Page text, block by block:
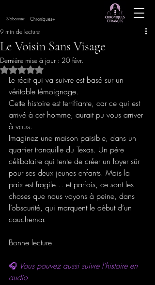
S'abonner Chroniques+
Le Voisin Sans Visage
9 min de lecture
Dernière mise à jour : 20 févr.
Noté NaN étoiles sur 5.
Le récit qui va suivre est basé sur un
véritable témoignage.
Cette histoire est terrifiante, car ce qui est
arrivé à cet homme, aurait pu vous arriver
à vous.
Imaginez une maison paisible, dans un
quartier tranquille du Texas. Un père
célibataire qui tente de créer un foyer sûr
pour ses deux jeunes enfants. Mais la
paix est fragile… et parfois, ce sont les
choses que nous voyons à peine, dans
l’obscurité, qui marquent le début d’un
cauchemar.
Bonne lecture.
🎧 Vous pouvez aussi suivre l'histoire en
audio